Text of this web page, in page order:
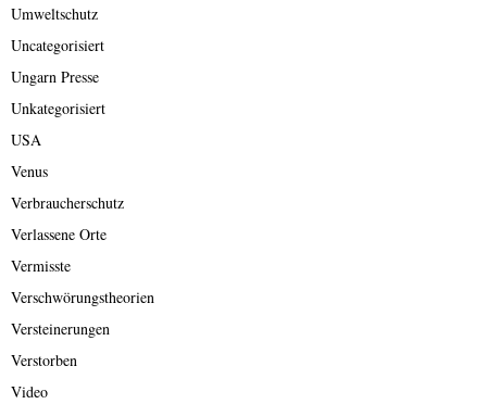
Umweltschutz
Uncategorisiert
Ungarn Presse
Unkategorisiert
USA
Venus
Verbraucherschutz
Verlassene Orte
Vermisste
Verschwörungstheorien
Versteinerungen
Verstorben
Video